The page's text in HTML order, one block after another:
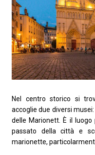
Nel centro storico si
accoglie due diversi
delle Marionett. È il
passato della città e
marionette,